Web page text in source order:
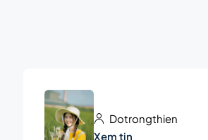
Dotrongthien
Xem tin